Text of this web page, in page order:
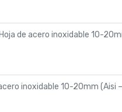
Hoja de acero inoxidable 10-
inoxidable 10-20mm